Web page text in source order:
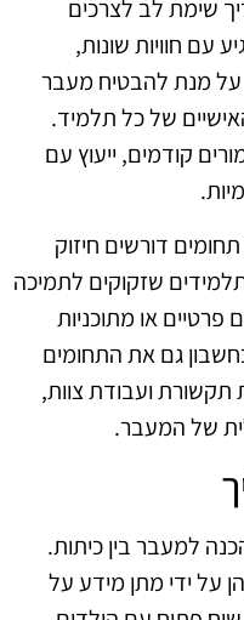
שימת לב לצרכים
עם חוויות שונות,
על מנת להבטיח מעבר
של כל תלמיד.
קודמים, ייעוץ עם
דורשים חיזוק
שזקוקים לתמיכה
פרטיים או מתוכניות
גם את התחומים
תקשורת ועבודת צוות,
של המעבר.
למעבר בין כיתות.
על ידי מתן מידע על